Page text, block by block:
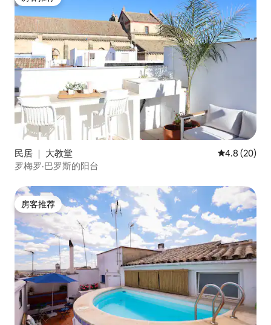
房客推荐
民居 ｜ 大教堂 平均评分
4.8 (20)
罗梅罗·巴罗斯的阳台
房客推荐
房客推荐